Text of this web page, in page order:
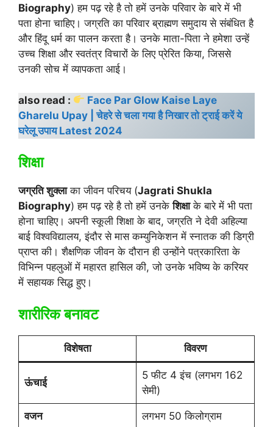
Biography) हम पढ़ रहे है तो हमें उनके परिवार के बारे में भी
पता होना चाहिए। जग्रति का परिवार ब्राह्मण समुदाय से संबंधित है
और हिंदू धर्म का पालन करता है। उनके माता-पिता ने हमेशा उन्हें
उच्च शिक्षा और स्वतंत्र विचारों के लिए प्रेरित किया, जिससे
उनकी सोच में व्यापकता आई।
also read :
Face Par Glow Kaise Laye
Gharelu Upay | चेहरे से चला गया है निखार तो ट्राई करें ये
घरेलू उपाय Latest 2024
शिक्षा
जग्रति शुक्लाका जीवन परिचय (Jagrati Shukla
Biography) हम पढ़ रहे है तो हमें उनकेशिक्षाके बारे में भी पता
होना चाहिए। अपनी स्कूली शिक्षा के बाद, जग्रति ने देवी अहिल्या
बाई विश्वविद्यालय, इंदौर से मास कम्युनिकेशन में स्नातक की डिग्री
प्राप्त की। शैक्षणिक जीवन के दौरान ही उन्होंने पत्रकारिता के
विभिन्न पहलुओं में महारत हासिल की, जो उनके भविष्य के करियर
में सहायक सिद्ध हुए।
शारीरिक बनावट
विशेषता विवरण
ऊंचाई
5 फीट 4 इंच (लगभग 162
सेमी)
वजन लगभग 50 किलोग्राम